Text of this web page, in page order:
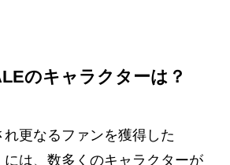
のキャラクターは？
れ更なるファンを獲得した
には、数多くのキャラクターが